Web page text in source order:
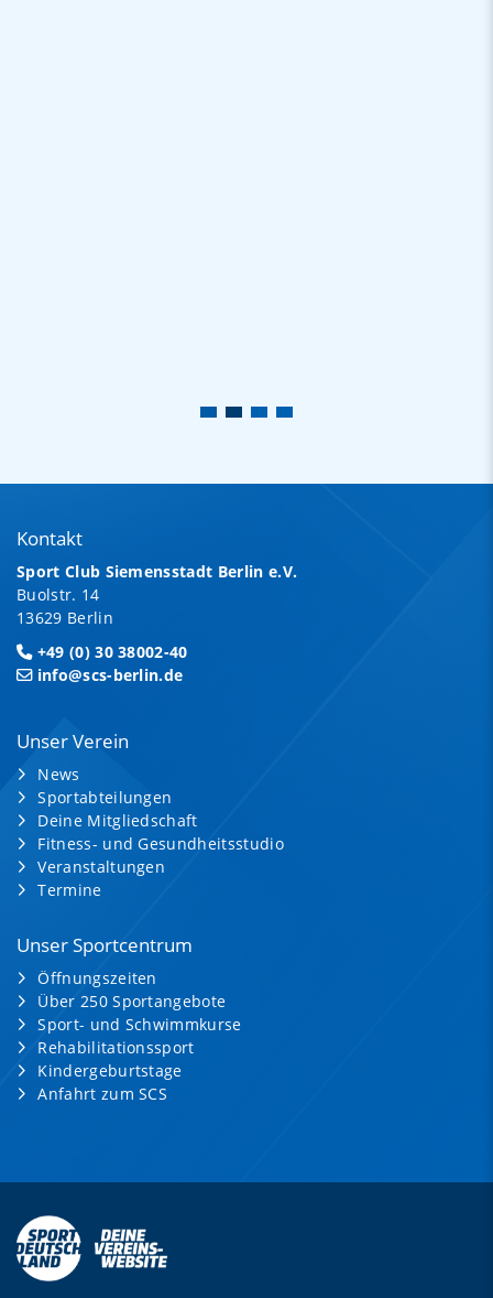
Kontakt
Sport Club Siemensstadt Berlin e.V.
Buolstr. 14
13629 Berlin
+49 (0) 30 38002-40
info@scs-berlin.de
Unser Verein
News
Sportabteilungen
Deine Mitgliedschaft
Fitness- und Gesundheitsstudio
Veranstaltungen
Termine
Unser Sportcentrum
Öffnungszeiten
Über 250 Sportangebote
Sport- und Schwimmkurse
Rehabilitationssport
Kindergeburtstage
Anfahrt zum SCS